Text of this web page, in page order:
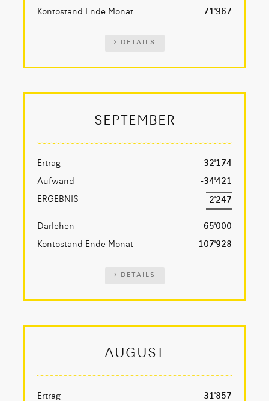
Kontostand Ende Monat 71'967
DETAILS
SEPTEMBER
Ertrag 32'174
Aufwand -34'421
ERGEBNIS -2'247
Darlehen 65'000
Kontostand Ende Monat 107'928
DETAILS
AUGUST
Ertrag 31'857